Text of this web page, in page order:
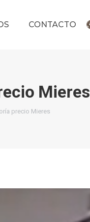
CONTACTO
Mieres
precio Mieres